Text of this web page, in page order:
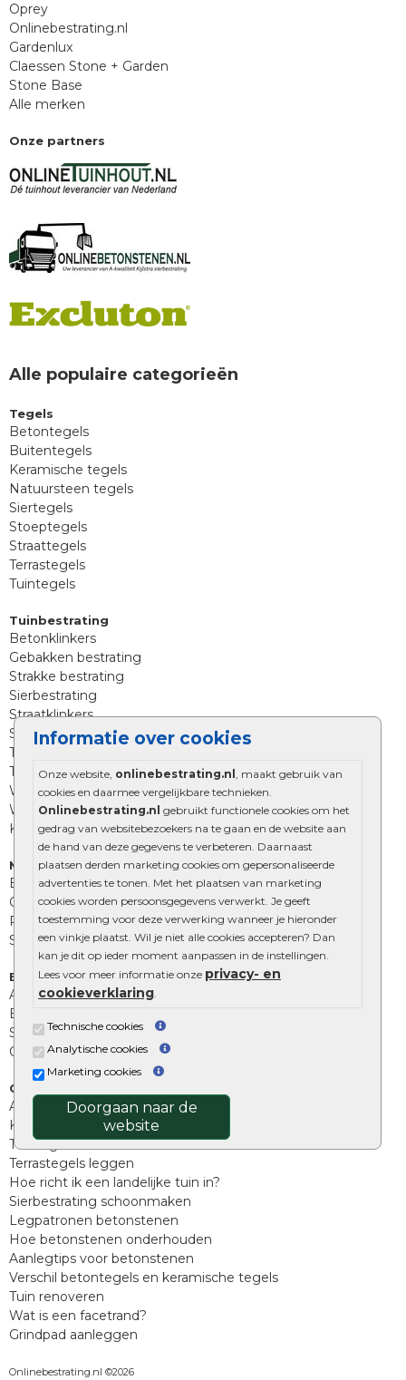
Informatie over cookies
Onze website, onlinebestrating.nl , maakt gebruik van
cookies en daarmee vergelijkbare technieken.
Onlinebestrating.nl gebruikt functionele cookies om het
gedrag van websitebezoekers na te gaan en de website aan
de hand van deze gegevens te verbeteren. Daarnaast
plaatsen derden marketing cookies om gepersonaliseerde
advertenties te tonen. Met het plaatsen van marketing
cookies worden persoonsgegevens verwerkt. Je geeft
toestemming voor deze verwerking wanneer je hieronder
een vinkje plaatst. Wil je niet alle cookies accepteren? Dan
kan je dit op ieder moment aanpassen in de instellingen.
Lees voor meer informatie onze privacy- en
cookieverklaring.
Technische cookies
Analytische cookies
Marketing cookies
Doorgaan naar de
website
Oprey
Onlinebestrating.nl
Gardenlux
Claessen Stone + Garden
Stone Base
Alle merken
Onze partners
Alle populaire categorieën
Tegels
Betontegels
Buitentegels
Keramische tegels
Natuursteen tegels
Siertegels
Stoeptegels
Straattegels
Terrastegels
Tuintegels
Tuinbestrating
Betonklinkers
Gebakken bestrating
Strakke bestrating
Sierbestrating
Straatklinkers
Straatstenen
Trommelstenen
Tuinstenen
Waalformaat
Wildverband bestrating
Kingstones
Muurelementen
Betonbielzen
Opsluitbanden
Palissades
Stapelblokken
Extra benodigdheden
Afwatering en diversen
Beplantings en betonelementen
Split, grind en zand
Oprit tegels
Overig
Aanbiedingen
Kunstgras
Tuintegels outlet
Terrastegels leggen
Hoe richt ik een landelijke tuin in?
Sierbestrating schoonmaken
Legpatronen betonstenen
Hoe betonstenen onderhouden
Aanlegtips voor betonstenen
Verschil betontegels en keramische tegels
Tuin renoveren
Wat is een facetrand?
Grindpad aanleggen
Onlinebestrating.nl ©2026